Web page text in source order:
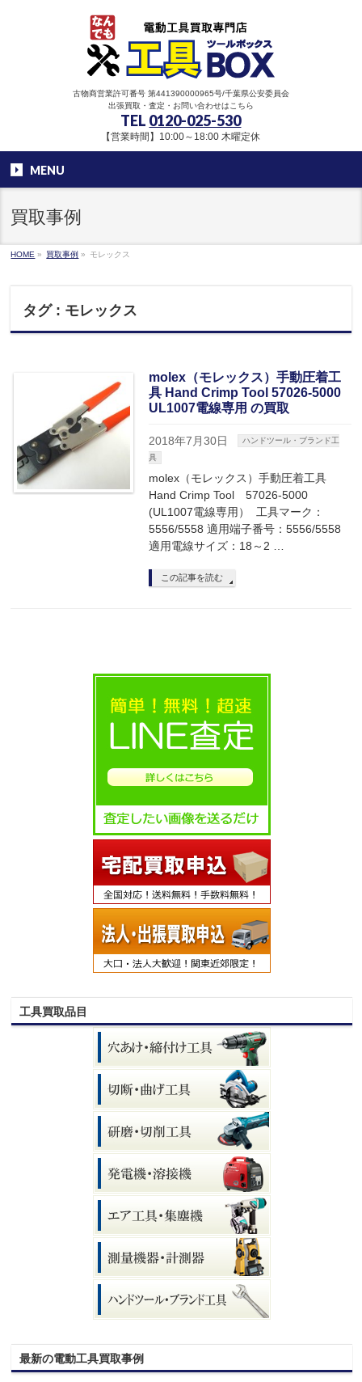
古物商営業許可番号 第441390000965号/千葉県公安委員会
出張買取・査定・お問い合わせはこちら
TEL 0120-025-530
【営業時間】10:00～18:00 木曜定休
MENU
買取事例
HOME » 買取事例 » モレックス
タグ : モレックス
molex（モレックス）手動圧着工
具 Hand Crimp Tool 57026-5000
UL1007電線専用 の買取
2018年7月30日
ハンドツール・ブランド工
具
molex（モレックス）手動圧着工具
Hand Crimp Tool 57026-5000
(UL1007電線専用） 工具マーク：
5556/5558 適用端子番号：5556/5558
適用電線サイズ：18～2 …
この記事を読む
工具買取品目
最新の電動工具買取事例